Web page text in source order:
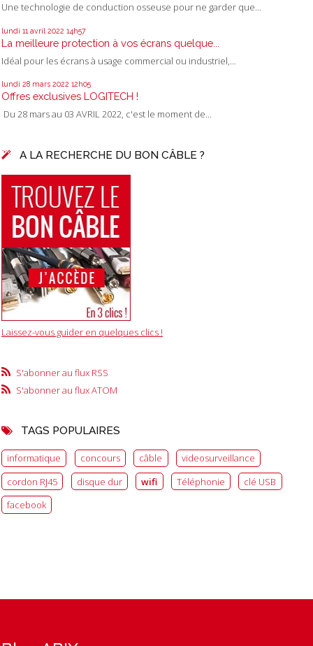
Une technologie de conduction osseuse pour ne garder que...
lundi 11 avril 2022 14h57
La meilleure protection à vos écrans quelque...
Idéal pour les écrans à usage commercial ou industriel,...
lundi 28 mars 2022 12h05
Offres exclusives LOGITECH !
Du 28 mars au 03 AVRIL 2022, c'est le moment de...
A LA RECHERCHE DU BON CÂBLE ?
Laissez-vous guider en quelques clics !
S'abonner au flux RSS
S'abonner au flux ATOM
TAGS POPULAIRES
informatique concours câble
videosurveillance
cordon RJ45
disque dur wifi Téléphonie
clé USB
facebook